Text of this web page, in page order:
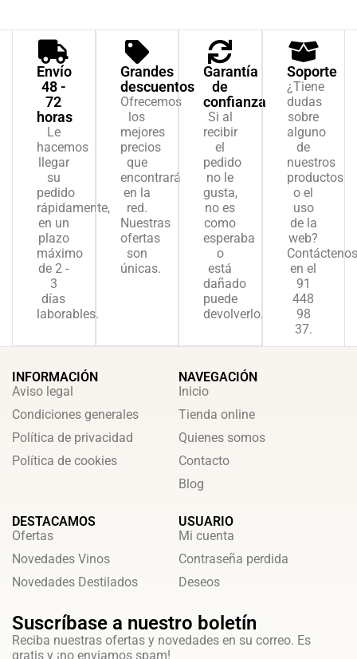
Envío
48 -
72
horas
Le
hacemos
llegar
su
pedido
rápidamente,
en un
plazo
máximo
de 2 -
3
días
laborables.
Grandes
descuentos
Ofrecemos
los
mejores
precios
que
encontrará
en la
red.
Nuestras
ofertas
son
únicas.
Garantía
de
confianza
Si al
recibir
el
pedido
no le
gusta,
no es
como
esperaba
o
está
dañado
puede
devolverlo.
Soporte
¿Tiene
dudas
sobre
alguno
de
nuestros
productos
o el
uso
de la
web?
Contáctenos
en el
91
448
98
37.
INFORMACIÓN
Aviso legal
Condiciones generales
Política de privacidad
Política de cookies
NAVEGACIÓN
Inicio
Tienda online
Quienes somos
Contacto
Blog
DESTACAMOS
Ofertas
Novedades Vinos
Novedades Destilados
USUARIO
Mi cuenta
Contraseña perdida
Deseos
Suscríbase a nuestro boletín
Reciba nuestras ofertas y novedades en su correo. Es
gratis y ¡no enviamos spam!